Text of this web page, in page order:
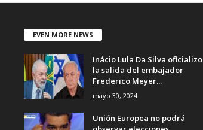
EVEN MORE NEWS
Inácio Lula Da Silva oficializo
la salida del embajador
Frederico Meyer...
mayo 30, 2024
Unión Europea no podrá